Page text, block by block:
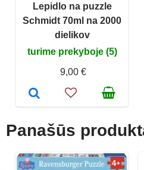
Lepidlo na puzzle
Schmidt 70ml na 2000
dielikov
turime prekyboje (5)
9,00 €
Panašūs